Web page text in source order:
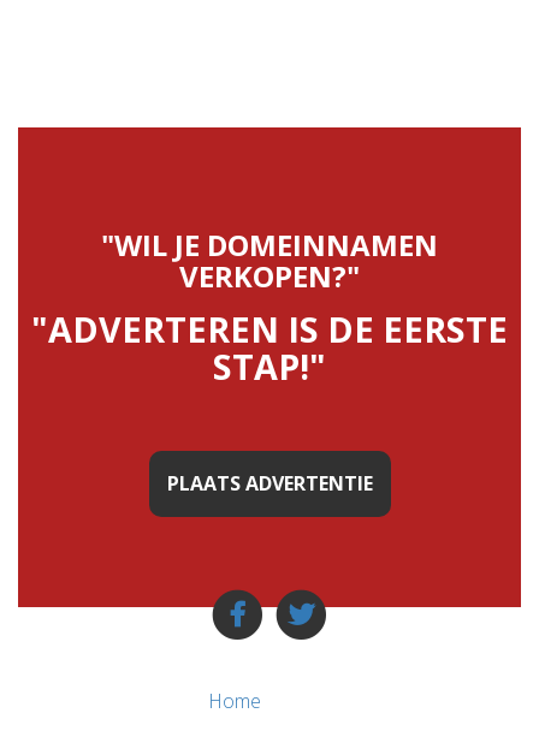
"WIL JE DOMEINNAMEN
VERKOPEN?"
"ADVERTEREN IS DE EERSTE
STAP!"
PLAATS ADVERTENTIE
Home